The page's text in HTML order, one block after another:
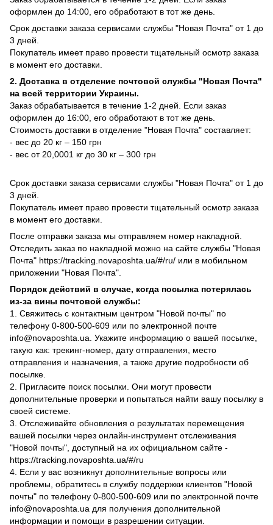
оформлен до 14:00, его обработают в тот же день.
Срок доставки заказа сервисами службы "Новая Почта" от 1 до
3 дней.
Покупатель имеет право провести тщательный осмотр заказа
в момент его доставки.
2. Доставка в отделение почтовой службы "Новая Почта"
на всей территории Украины.
Заказ обрабатывается в течение 1-2 дней. Если заказ
оформлен до 16:00, его обработают в тот же день.
Стоимость доставки в отделение "Новая Почта" составляет:
- вес до 20 кг – 150 грн
- вес от 20,0001 кг до 30 кг – 300 грн
Срок доставки заказа сервисами службы "Новая Почта" от 1 до
3 дней.
Покупатель имеет право провести тщательный осмотр заказа
в момент его доставки.
После отправки заказа мы отправляем номер накладной.
Отследить заказ по накладной можно на сайте службы "Новая
Почта" https://tracking.novaposhta.ua/#/ru/ или в мобильном
приложении "Новая Почта".
Порядок действий в случае, когда посылка потерялась
из-за вины почтовой службы:
1. Свяжитесь с контактным центром "Новой почты" по
телефону 0-800-500-609 или по электронной почте
info@novaposhta.ua. Укажите информацию о вашей посылке,
такую как: трекинг-номер, дату отправления, место
отправления и назначения, а также другие подробности об
посылке.
2. Пригласите поиск посылки. Они могут провести
дополнительные проверки и попытаться найти вашу посылку в
своей системе.
3. Отслеживайте обновления о результатах перемещения
вашей посылки через онлайн-инструмент отслеживания
"Новой почты", доступный на их официальном сайте -
https://tracking.novaposhta.ua/#/ru
4. Если у вас возникнут дополнительные вопросы или
проблемы, обратитесь в службу поддержки клиентов "Новой
почты" по телефону 0-800-500-609 или по электронной почте
info@novaposhta.ua для получения дополнительной
информации и помощи в разрешении ситуации.